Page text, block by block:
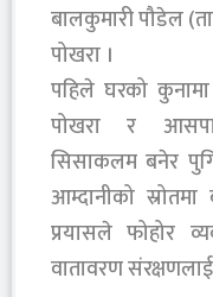
बालकुमारी पौडेल
पोखरा ।
पहिले घरको कुनामा
पोखरा र
सिसाकलम बनेर
आम्दानीको
प्रयासले फोहोर
वातावरण